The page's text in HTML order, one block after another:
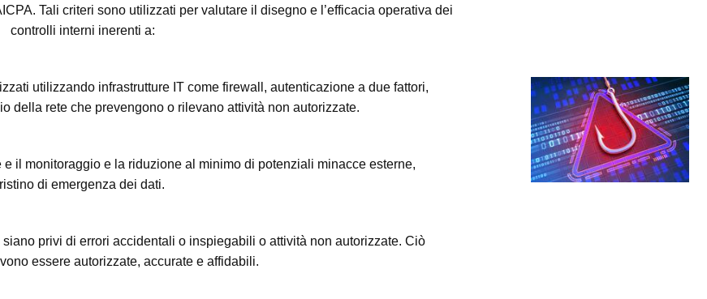
Tali criteri sono utilizzati per valutare il disegno e l’efficacia operativa dei
controlli interni inerenti a:
utilizzando infrastrutture IT come firewall, autenticazione a due fattori,
della rete che prevengono o rilevano attività non autorizzate.
il monitoraggio e la riduzione al minimo di potenziali minacce esterne,
di emergenza dei dati.
privi di errori accidentali o inspiegabili o attività non autorizzate. Ciò
essere autorizzate, accurate e affidabili.